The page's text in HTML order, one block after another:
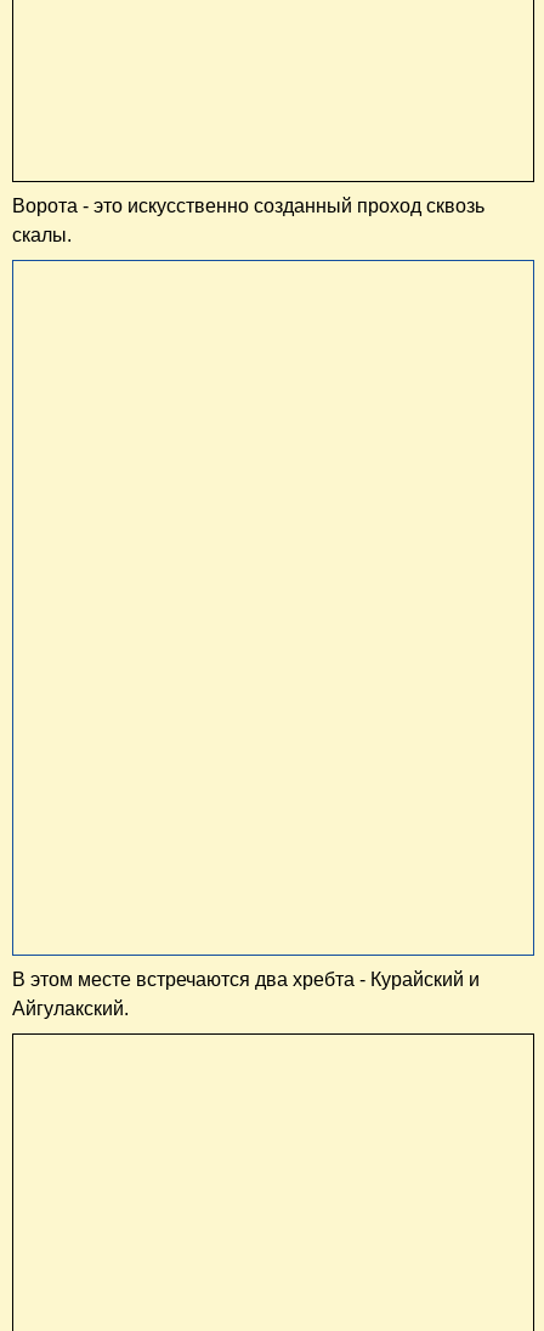
Ворота - это искусственно созданный проход сквозь
скалы.
В этом месте встречаются два хребта - Курайский и
Айгулакский.